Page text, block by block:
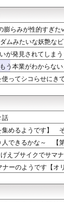
れでも積み荷が安定
ゃないくせに」と言
で追いつき辛くもド
ｗｗｗ
現在順位がこちら
対している9人の
先発で快投し鯉党に
理由は話した方が
う・・・・
の反応）
りしたで
（画像あり）
らいになるのだろ
膨らみが性的すぎた
ムみたいな妖艶な
が発見されてしま
う本業がわからな
ってシコらせにき
話
集めるようです】
できるかな～ 【
げえブサイクでサ
ナーのようです